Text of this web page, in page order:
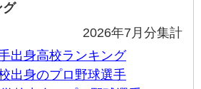
グ
2026年7月分集計
出身高校ランキング
出身のプロ野球選手